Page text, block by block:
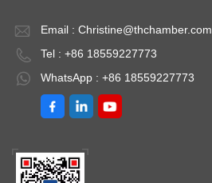
Email : Christine@thchamber.com
Tel : +86 18559227773
WhatsApp : +86 18559227773